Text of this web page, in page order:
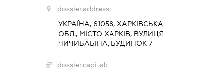
dossier.address:
УКРАЇНА, 61058, ХАРКІВСЬКА
ОБЛ., МІСТО ХАРКІВ, ВУЛИЦЯ
ЧИЧИБАБІНА, БУДИНОК 7
dossier.capital: